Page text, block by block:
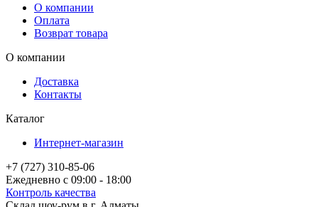
О компании
Оплата
Возврат товара
О компании
Доставка
Контакты
Каталог
Интернет-магазин
+7 (727) 310-85-06
Ежедневно с 09:00 - 18:00
Контроль качества